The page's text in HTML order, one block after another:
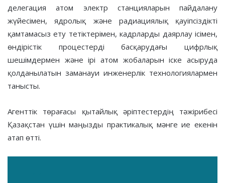
делегация атом электр станцияларын пайдалану
жүйесімен, ядролық және радиациялық қауіпсіздікті
қамтамасыз ету тетіктерімен, кадрларды даярлау ісімен,
өндірістік процестерді басқарудағы цифрлық
шешімдермен және ірі атом жобаларын іске асыруда
қолданылатын заманауи инженерлік технологиялармен
танысты.
Агенттік төрағасы қытайлық әріптестердің тәжірибесі
Қазақстан үшін маңызды практикалық мәнге ие екенін
атап өтті.